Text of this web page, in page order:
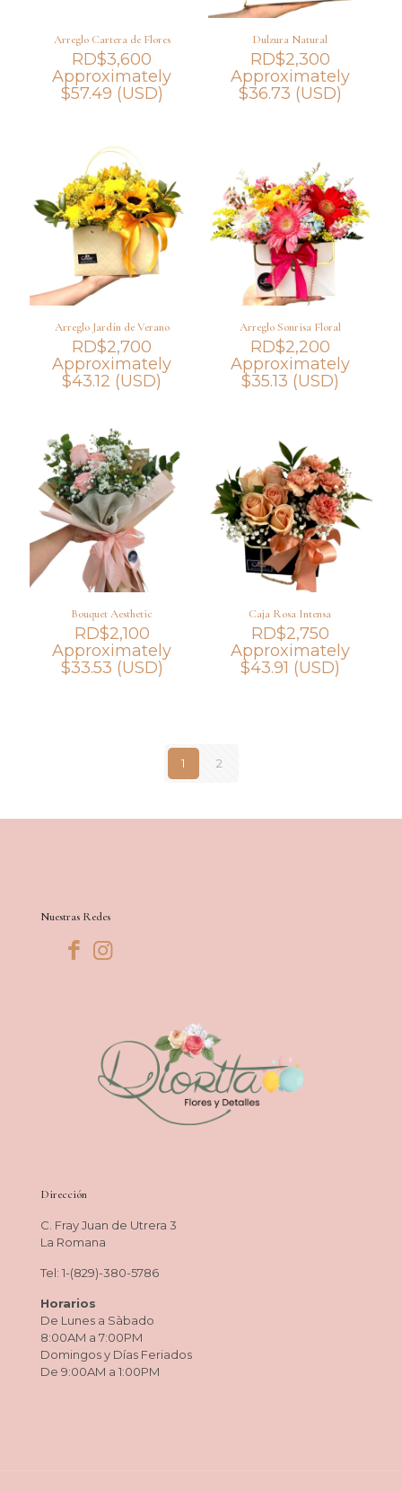
Arreglo Cartera de Flores
RD$3,600
Approximately
$57.49 (USD)
Dulzura Natural
RD$2,300
Approximately
$36.73 (USD)
Arreglo Jardín de Verano
RD$2,700
Approximately
$43.12 (USD)
Arreglo Sonrisa Floral
RD$2,200
Approximately
$35.13 (USD)
Bouquet Aesthetic
RD$2,100
Approximately
$33.53 (USD)
Caja Rosa Intensa
RD$2,750
Approximately
$43.91 (USD)
1 2
Nuestras Redes
Dirección
C. Fray Juan de Utrera 3
La Romana
Tel: 1-(829)-380-5786
Horarios
De Lunes a Sàbado
8:00AM a 7:00PM
Domingos y Días Feriados
De 9:00AM a 1:00PM